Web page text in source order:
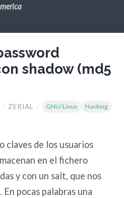
shadow (md5
/ ZERIAL / GNU/Linux
Hacking
claves de los usuarios
en el fichero
y con un salt, que nos
pocas palabras una